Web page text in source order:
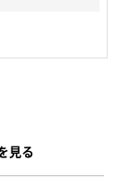
見る